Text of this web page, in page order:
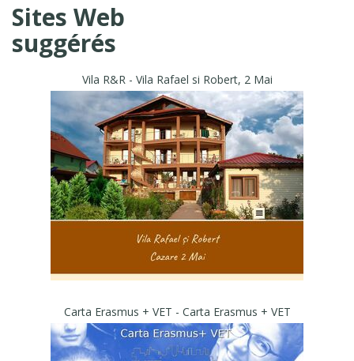
Sites Web
suggérés
Vila R&R - Vila Rafael si Robert, 2 Mai
Carta Erasmus + VET - Carta Erasmus + VET